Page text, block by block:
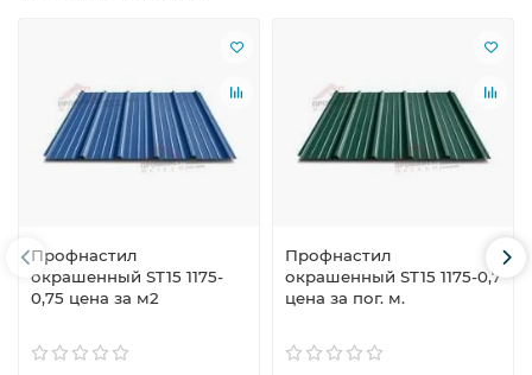
Профнастил
окрашенный ST15 1175-
0,75 цена за м2
Профнастил
окрашенный ST15 1175-0,7
цена за пог. м.